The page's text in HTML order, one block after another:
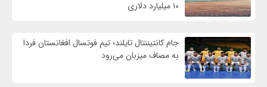
۱۰ میلیارد دلاری
جام کانتیننتال تایلند؛ تیم فوتسال افغانستان فردا
به مصاف میزبان می‌رود